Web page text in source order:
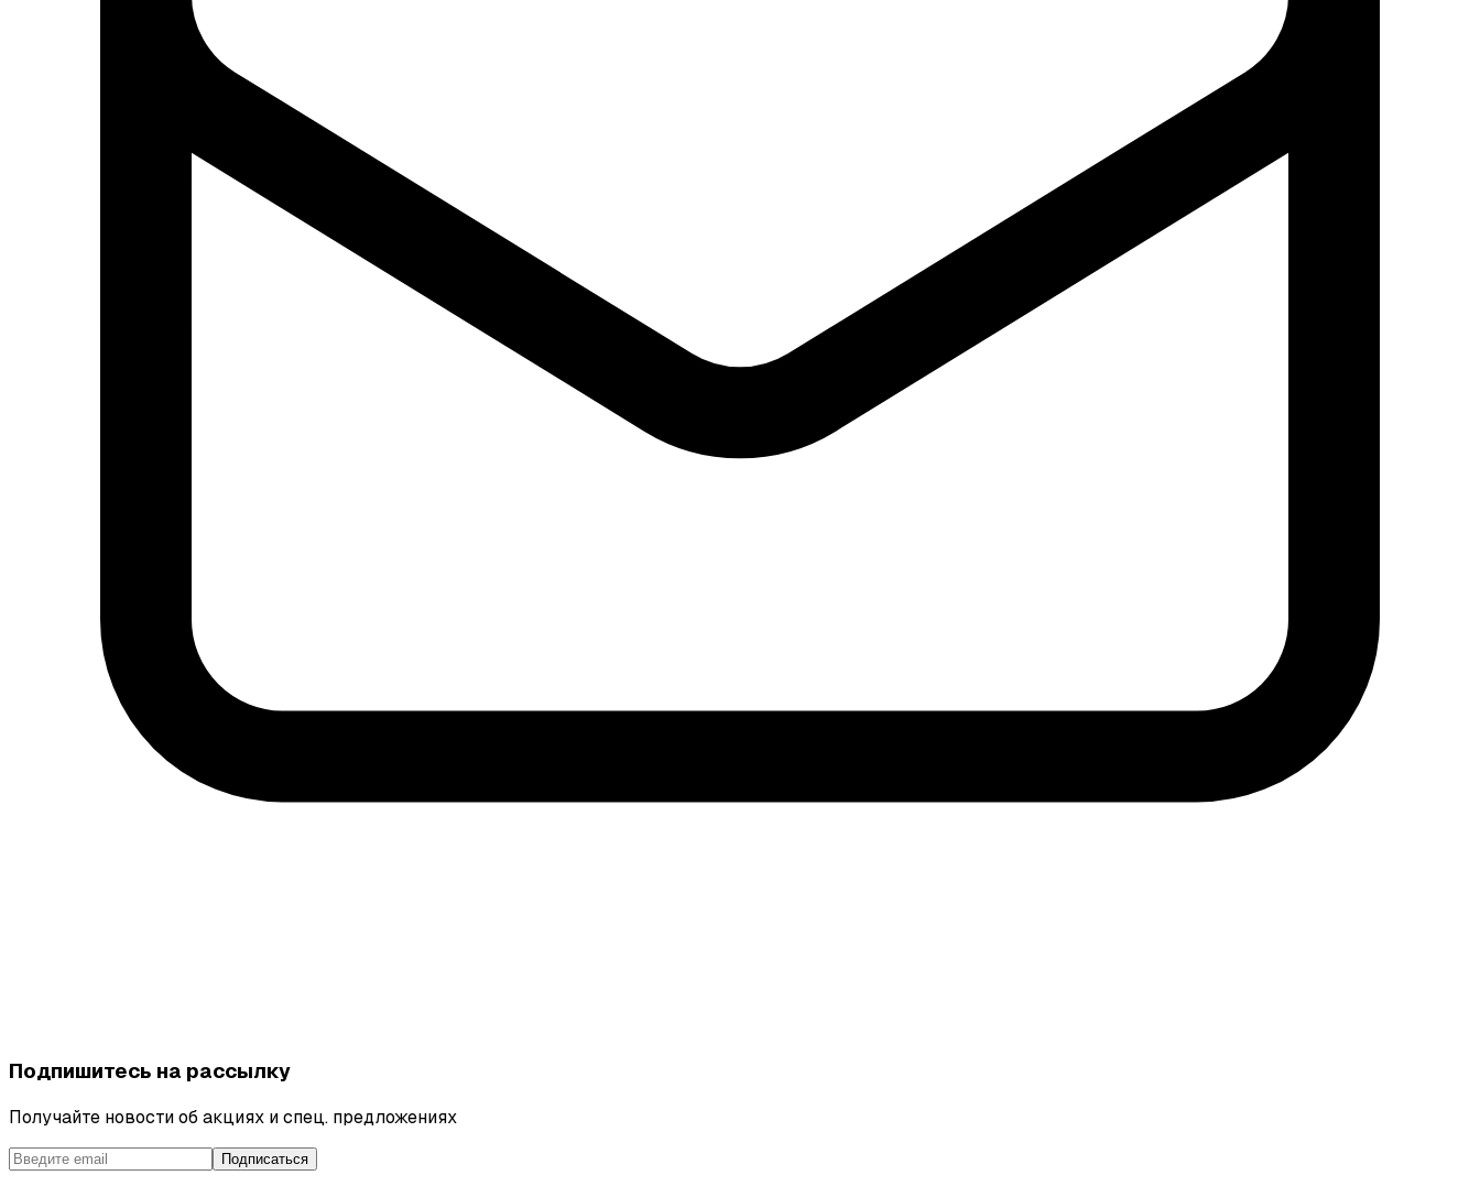
Подпишитесь на рассылку
Получайте новости об акциях и спец. предложениях
Подписаться